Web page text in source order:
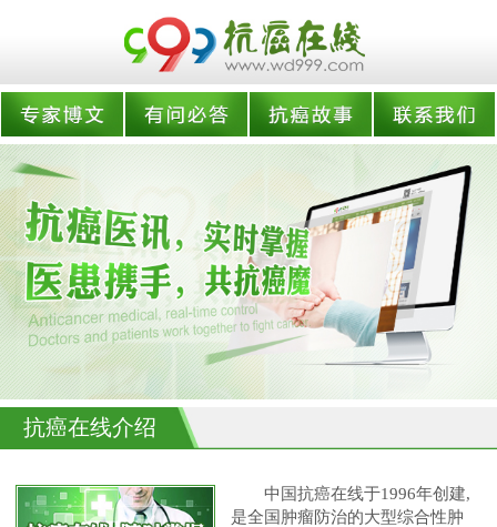
抗癌在线介绍
中国抗癌在线于1996年创建,
是全国肿瘤防治的大型综合性肿